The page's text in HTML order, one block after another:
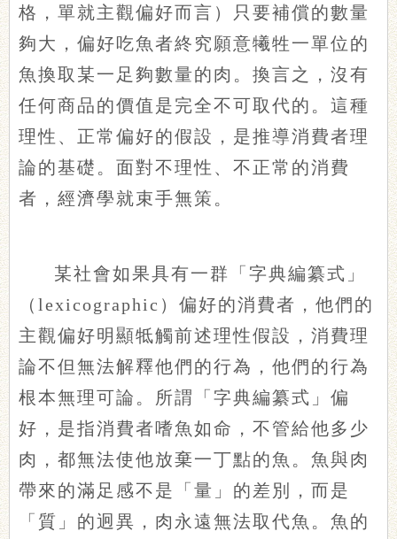
格，單就主觀偏好而言）只要補償的數量
夠大，偏好吃魚者終究願意犧牲一單位的
魚換取某一足夠數量的肉。換言之，沒有
任何商品的價值是完全不可取代的。這種
理性、正常偏好的假設，是推導消費者理
論的基礎。面對不理性、不正常的消費
者，經濟學就束手無策。
某社會如果具有一群「字典編纂式」
（lexicographic）偏好的消費者，他們的
主觀偏好明顯牴觸前述理性假設，消費理
論不但無法解釋他們的行為，他們的行為
根本無理可論。所謂「字典編纂式」偏
好，是指消費者嗜魚如命，不管給他多少
肉，都無法使他放棄一丁點的魚。魚與肉
帶來的滿足感不是「量」的差別，而是
「質」的迥異，肉永遠無法取代魚。魚的